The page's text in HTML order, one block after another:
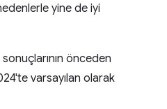
yine de iyi
önceden
varsayılan olarak